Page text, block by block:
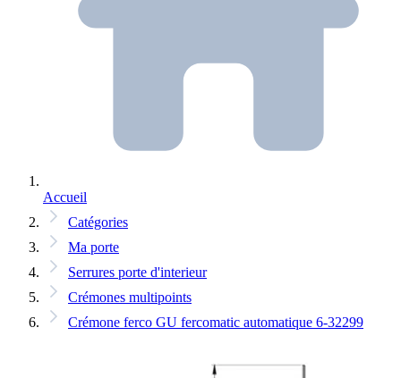
Accueil
Catégories
Ma porte
Serrures porte d'interieur
Crémones multipoints
Crémone ferco GU fercomatic automatique 6-32299